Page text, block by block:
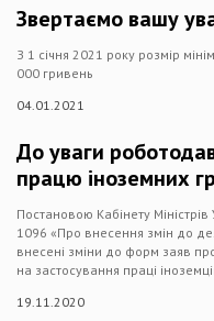
Звертаємо вашу
З 1 січня 2021 року розмір
000 гривень
04.01.2021
До уваги
працю іноземних
Постановою Кабінету
1096 «Про внесення змін до
внесені зміни до форм заяв
на застосування праці
19.11.2020